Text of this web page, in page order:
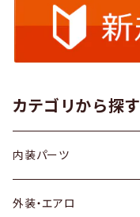
カテゴリから探す
内装パーツ
トヨタ
外装・エアロ